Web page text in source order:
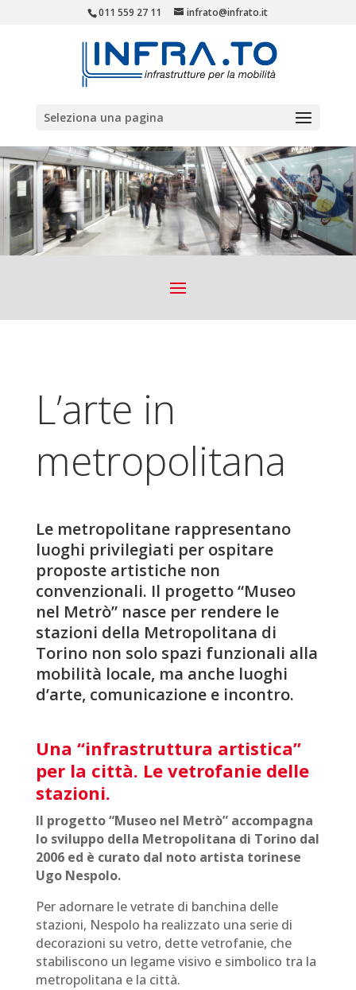
011 559 27 11 infrato@infrato.it
Seleziona una pagina
L’arte in
metropolitana
Le metropolitane rappresentano
luoghi privilegiati per ospitare
proposte artistiche non
convenzionali. Il progetto “Museo
nel Metrò” nasce per rendere le
stazioni della Metropolitana di
Torino non solo spazi funzionali alla
mobilità locale, ma anche luoghi
d’arte, comunicazione e incontro.
Una “infrastruttura artistica”
per la città. Le vetrofanie delle
stazioni.
Il progetto “Museo nel Metrò” accompagna
lo sviluppo della Metropolitana di Torino dal
2006 ed è curato dal noto artista torinese
Ugo Nespolo.
Per adornare le vetrate di banchina delle
stazioni, Nespolo ha realizzato una serie di
decorazioni su vetro, dette vetrofanie, che
stabiliscono un legame visivo e simbolico tra la
metropolitana e la città.